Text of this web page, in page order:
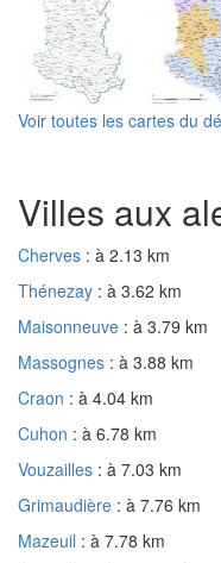
Voir toutes les cartes du
Villes aux
Cherves : à 2.13 km
Thénezay : à 3.62 km
Maisonneuve : à 3.79 km
Massognes : à 3.88 km
Craon : à 4.04 km
Cuhon : à 6.78 km
Vouzailles : à 7.03 km
Grimaudière : à 7.76 km
Mazeuil : à 7.78 km